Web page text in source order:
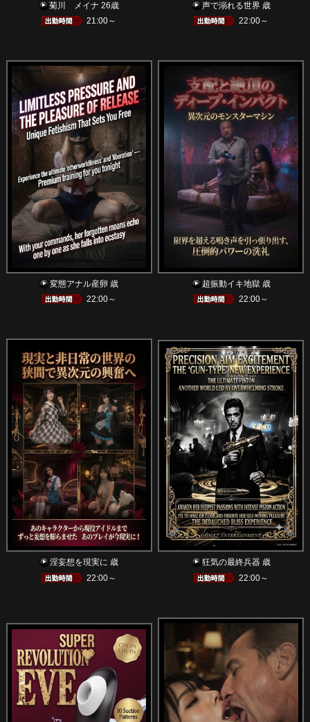
菊川 メイナ 26歳
21:00～
声で溺れる世界 歳
22:00～
変態アナル産卵 歳
22:00～
超振動イキ地獄 歳
22:00～
淫妄想を現実に 歳
22:00～
狂気の最終兵器 歳
22:00～